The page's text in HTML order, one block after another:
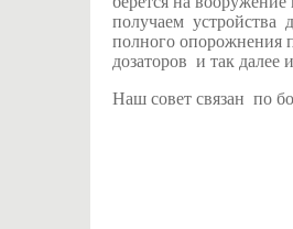
получаем устройства
полного опорожнения
дозаторов и так далее
Наш совет связан по